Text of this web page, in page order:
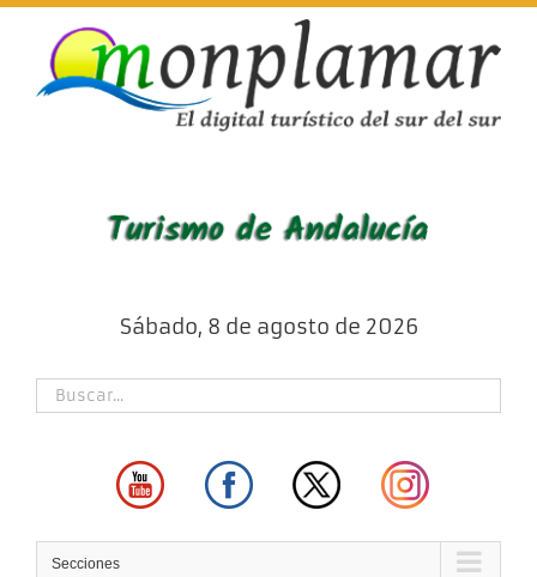
Skip
content
Sábado, 8 de agosto de 2026
Secciones